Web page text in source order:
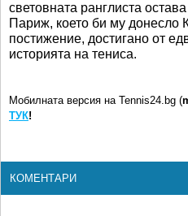
световната ранглиста
Париж, което би му
постижение, достигано от
историята на тениса.
Мобилната версия на Tennis24.bg (
ТУК!
КОМЕНТАРИ